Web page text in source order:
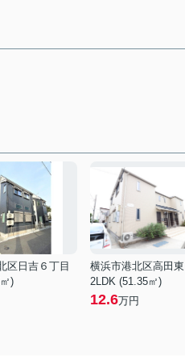
区日吉６丁目
)
2LDK (51.35㎡)
12.6万円